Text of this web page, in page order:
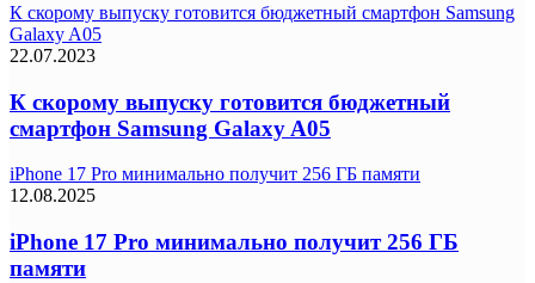
К скорому выпуску готовится бюджетный смартфон Samsung
Galaxy A05
22.07.2023
К скорому выпуску готовится бюджетный
смартфон Samsung Galaxy A05
iPhone 17 Pro минимально получит 256 ГБ памяти
12.08.2025
iPhone 17 Pro минимально получит 256 ГБ
памяти